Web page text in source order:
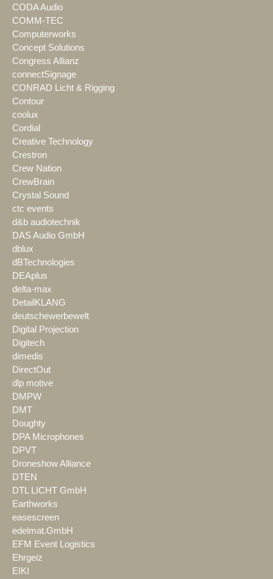
CODA Audio
COMM-TEC
Computerworks
Concept Solutions
Congress Allianz
connectSignage
CONRAD Licht & Rigging
Contour
coolux
Cordial
Creative Technology
Crestron
Crew Nation
CrewBrain
Crystal Sound
ctc events
d&b audiotechnik
DAS Audio GmbH
dblux
dBTechnologies
DEAplus
delta-max
DetailKLANG
deutschewerbewelt
Digital Projection
Digitech
dimedis
DirectOut
dlp motive
DMPW
DMT
Doughty
DPA Microphones
DPVT
Droneshow Alliance
DTEN
DTL LICHT GmbH
Earthworks
easescreen
edelmat.GmbH
EFM Event Logistics
Ehrgeiz
EIKI